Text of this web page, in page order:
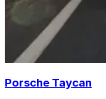
Porsche Taycan